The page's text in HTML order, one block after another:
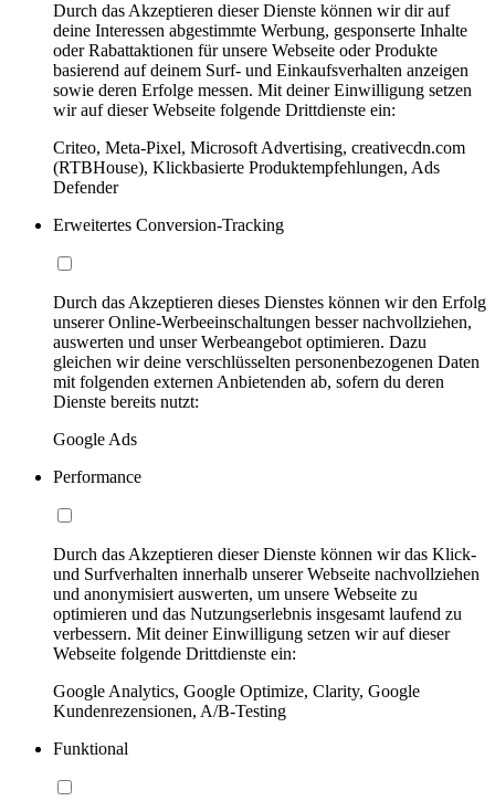
Durch das Akzeptieren dieser Dienste können wir dir auf
deine Interessen abgestimmte Werbung, gesponserte Inhalte
oder Rabattaktionen für unsere Webseite oder Produkte
basierend auf deinem Surf- und Einkaufsverhalten anzeigen
sowie deren Erfolge messen. Mit deiner Einwilligung setzen
wir auf dieser Webseite folgende Drittdienste ein:
Criteo, Meta-Pixel, Microsoft Advertising, creativecdn.com
(RTBHouse), Klickbasierte Produktempfehlungen, Ads
Defender
Erweitertes Conversion-Tracking
Durch das Akzeptieren dieses Dienstes können wir den Erfolg
unserer Online-Werbeeinschaltungen besser nachvollziehen,
auswerten und unser Werbeangebot optimieren. Dazu
gleichen wir deine verschlüsselten personenbezogenen Daten
mit folgenden externen Anbietenden ab, sofern du deren
Dienste bereits nutzt:
Google Ads
Performance
Durch das Akzeptieren dieser Dienste können wir das Klick-
und Surfverhalten innerhalb unserer Webseite nachvollziehen
und anonymisiert auswerten, um unsere Webseite zu
optimieren und das Nutzungserlebnis insgesamt laufend zu
verbessern. Mit deiner Einwilligung setzen wir auf dieser
Webseite folgende Drittdienste ein:
Google Analytics, Google Optimize, Clarity, Google
Kundenrezensionen, A/B-Testing
Funktional